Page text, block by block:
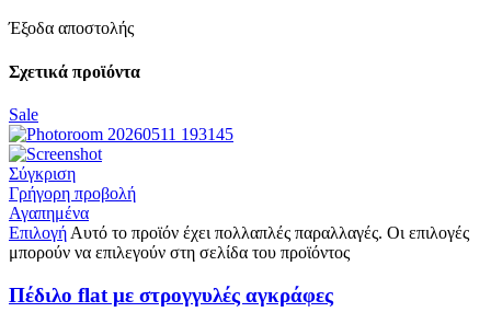
Έξοδα αποστολής
Σχετικά προϊόντα
Sale
Σύγκριση
Γρήγορη προβολή
Αγαπημένα
Επιλογή Αυτό το προϊόν έχει πολλαπλές παραλλαγές. Οι επιλογές
μπορούν να επιλεγούν στη σελίδα του προϊόντος
Πέδιλο flat με στρογγυλές αγκράφες